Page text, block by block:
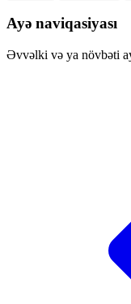
Ayə naviqasiyası
Əvvəlki və ya növbəti